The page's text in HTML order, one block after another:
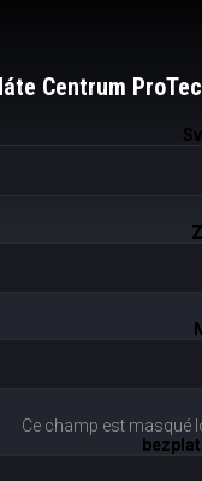
Centrum
Ce champ est masqué